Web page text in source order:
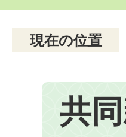
現在の位置
共